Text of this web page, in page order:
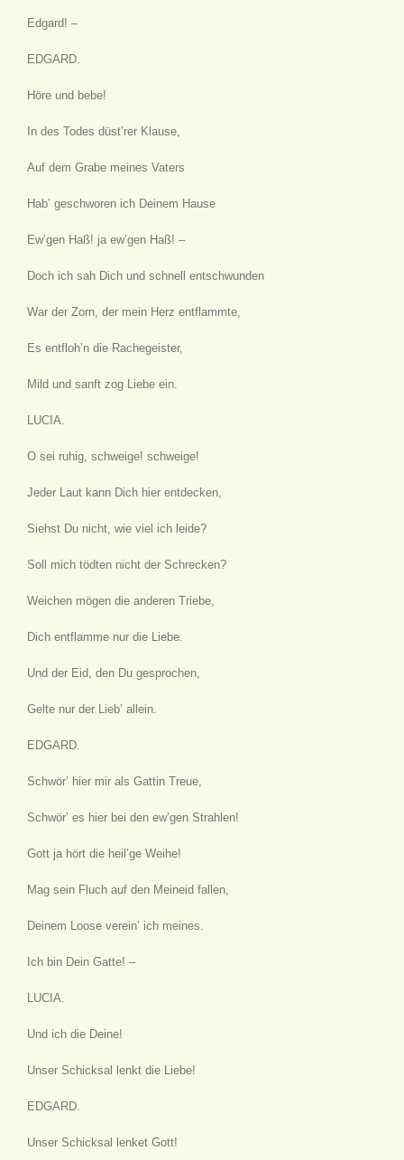
Edgard! –
EDGARD.
Höre und bebe!
In des Todes düst’rer Klause,
Auf dem Grabe meines Vaters
Hab’ geschworen ich Deinem Hause
Ew’gen Haß! ja ew’gen Haß! –
Doch ich sah Dich und schnell entschwunden
War der Zorn, der mein Herz entflammte,
Es entfloh’n die Rachegeister,
Mild und sanft zog Liebe ein.
LUCIA.
O sei ruhig, schweige! schweige!
Jeder Laut kann Dich hier entdecken,
Siehst Du nicht, wie viel ich leide?
Soll mich tödten nicht der Schrecken?
Weichen mögen die anderen Triebe,
Dich entflamme nur die Liebe.
Und der Eid, den Du gesprochen,
Gelte nur der Lieb’ allein.
EDGARD.
Schwör’ hier mir als Gattin Treue,
Schwör’ es hier bei den ew’gen Strahlen!
Gott ja hört die heil’ge Weihe!
Mag sein Fluch auf den Meineid fallen,
Deinem Loose verein’ ich meines.
Ich bin Dein Gatte! –
LUCIA.
Und ich die Deine!
Unser Schicksal lenkt die Liebe!
EDGARD.
Unser Schicksal lenket Gott!